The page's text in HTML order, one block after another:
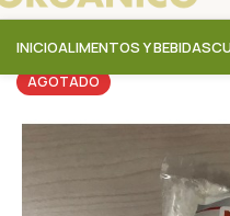
INICIOALIMENTOS Y BEBIDAS
AGOTADO